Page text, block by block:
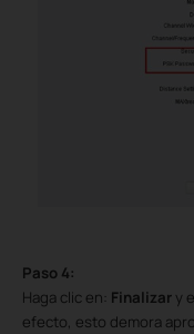
Paso 4:
Haga clic en: Finalizar y
efecto, esto demora